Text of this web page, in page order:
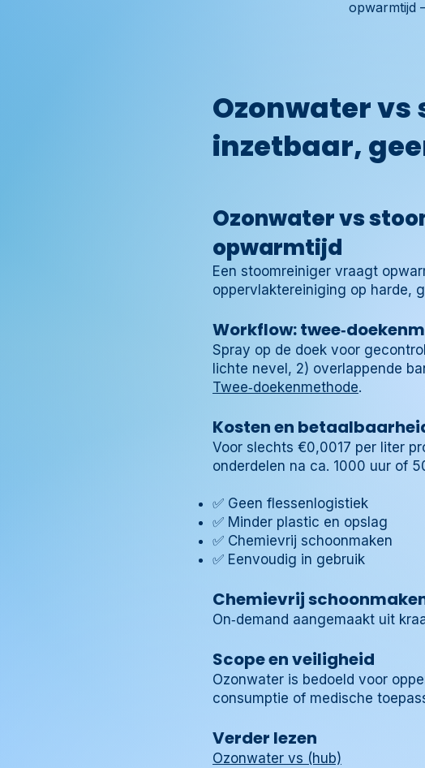
opwarmtijd
Ozonwater
inzetbaar,
Ozonwater vs
opwarmtijd
Een stoomreiniger vraagt
oppervlaktereiniging op harde,
Workflow:
Spray op de doek voor
lichte nevel, 2) overlappende
Twee‑doekenmethode.
Kosten en
Voor slechts €0,0017 per liter
onderdelen na ca. 1000 uur of
✅ Geen flessenlogistiek
✅ Minder plastic en opslag
✅ Chemievrij schoonmaken
✅ Eenvoudig in gebruik
Chemievrij
On‑demand aangemaakt uit
Scope en veiligheid
Ozonwater is bedoeld voor
consumptie of medische
Verder lezen
Ozonwater vs (hub)